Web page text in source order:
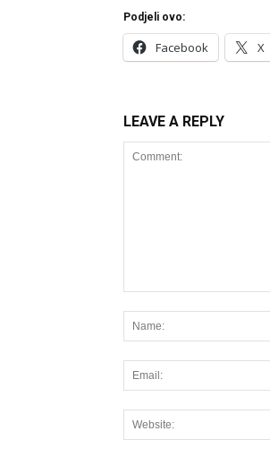
Podjeli ovo:
Facebook X
LEAVE A REPLY